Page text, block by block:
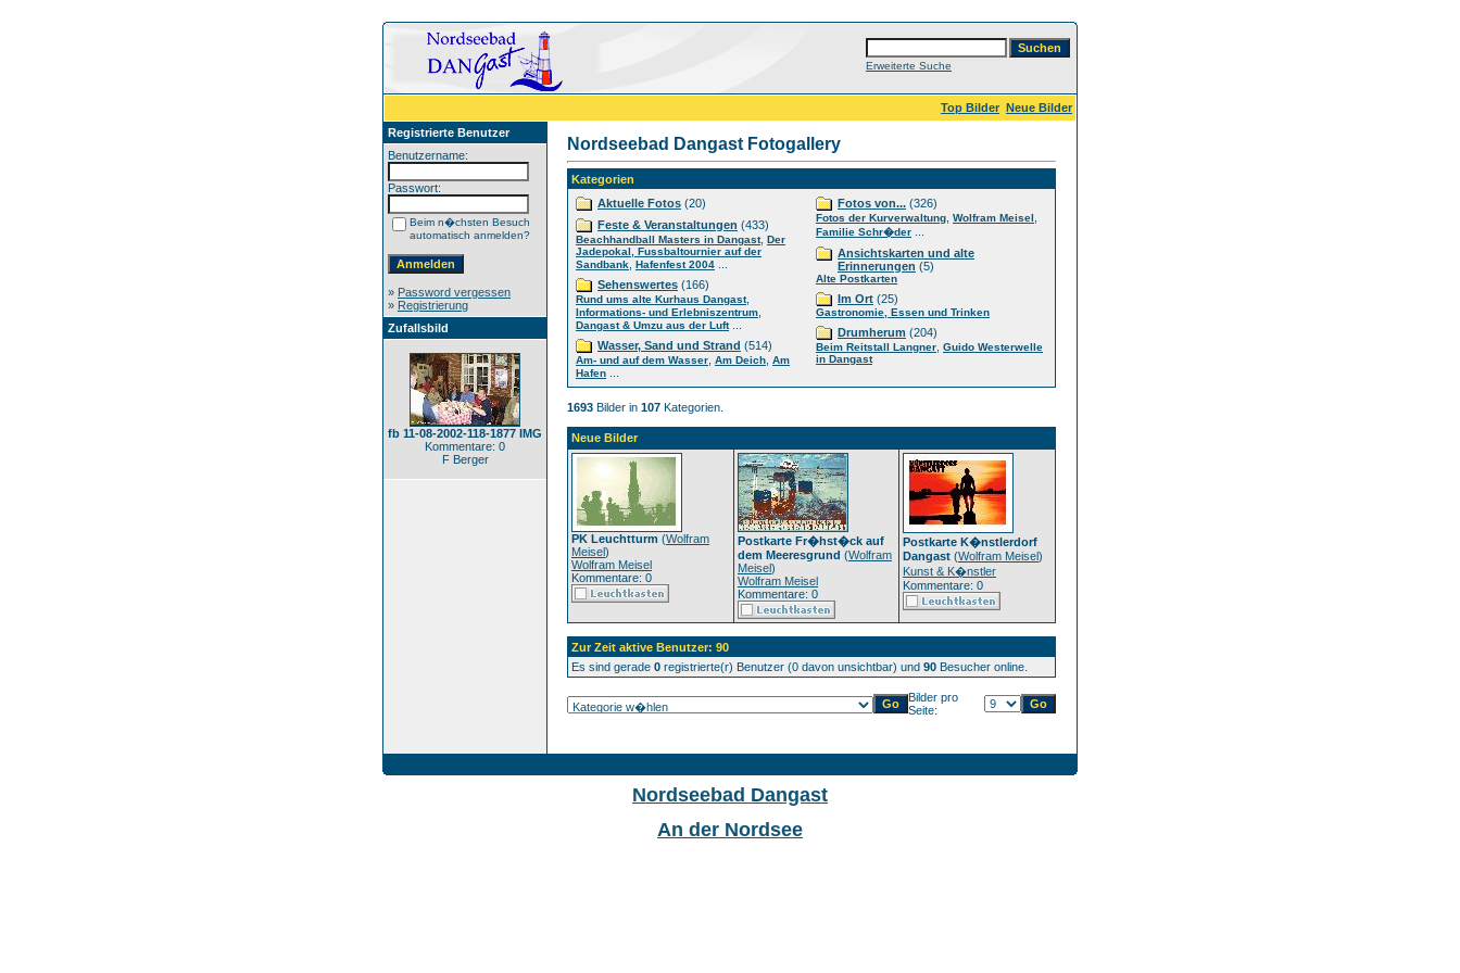
Erweiterte Suche
Top Bilder Neue Bilder
Registrierte Benutzer
Benutzername:
Passwort:
Beim n�chsten Besuch
automatisch anmelden?
» Password vergessen
» Registrierung
Zufallsbild
fb 11-08-2002-118-1877 IMG
Kommentare: 0
F Berger
Nordseebad Dangast Fotogallery
Kategorien
Aktuelle Fotos (20)
Feste & Veranstaltungen (433)
Beachhandball Masters in Dangast, Der
Jadepokal, Fussbaltournier auf der
Sandbank
Hafenfest 2004
Sehenswertes (166)
Rund ums alte Kurhaus Dangast,
Informations- und Erlebniszentrum
Dangast & Umzu aus der Luft...
Wasser, Sand und Strand (514)
Am- und auf dem Wasser Am Deich Am
Hafen
Fotos von... (326)
Fotos der Kurverwaltung Wolfram Meisel
Familie Schr�der
Ansichtskarten und alte
Erinnerungen (5)
Alte Postkarten
Im Ort (25)
Gastronomie, Essen und Trinken
Drumherum (204)
Beim Reitstall Langner Guido Westerwelle
in Dangast
1693 Bilder in 107 Kategorien.
Neue Bilder
PK Leuchtturm (Wolfram
Meisel)
Wolfram Meisel
Kommentare: 0
Postkarte Fr�hst�ck auf
dem Meeresgrund (Wolfram
Meisel)
Wolfram Meisel
Kommentare: 0
Postkarte K�nstlerdorf
Dangast (Wolfram Meisel)
Kunst & K�nstler
Kommentare: 0
Zur Zeit aktive Benutzer: 90
Es sind gerade 0 registrierte(r) Benutzer (0 davon unsichtbar) und 90 Besucher online.
Bilder pro
Seite:
Nordseebad Dangast
An der Nordsee